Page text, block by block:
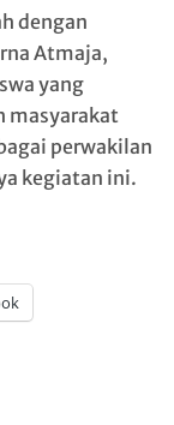
dengan
Atmaja,
yang
masyarakat
perwakilan
kegiatan ini.